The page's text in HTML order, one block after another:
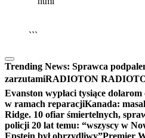
```
Trending News: Sprawca
zarzutamiRADIOTON
Evanston wypłaci tysiące
w ramach reparacjiKanada:
Ridge. 10 ofiar śmiertelnych,
policji 20 lat temu: “wszyscy w
Epstein był obrzydliwy”Premier